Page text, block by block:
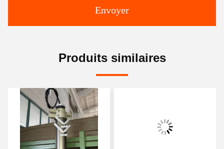
Envoyer
Produits similaires